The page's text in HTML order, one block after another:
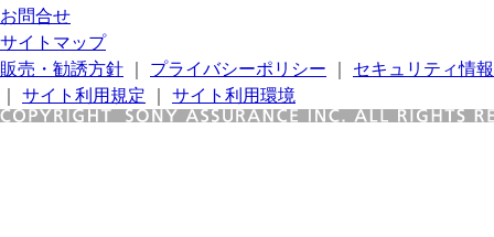
お問合せ
サイトマップ
販売・勧誘方針
プライバシーポリシー
セキュリティ情報
サイト利用規定 サイト利用環境